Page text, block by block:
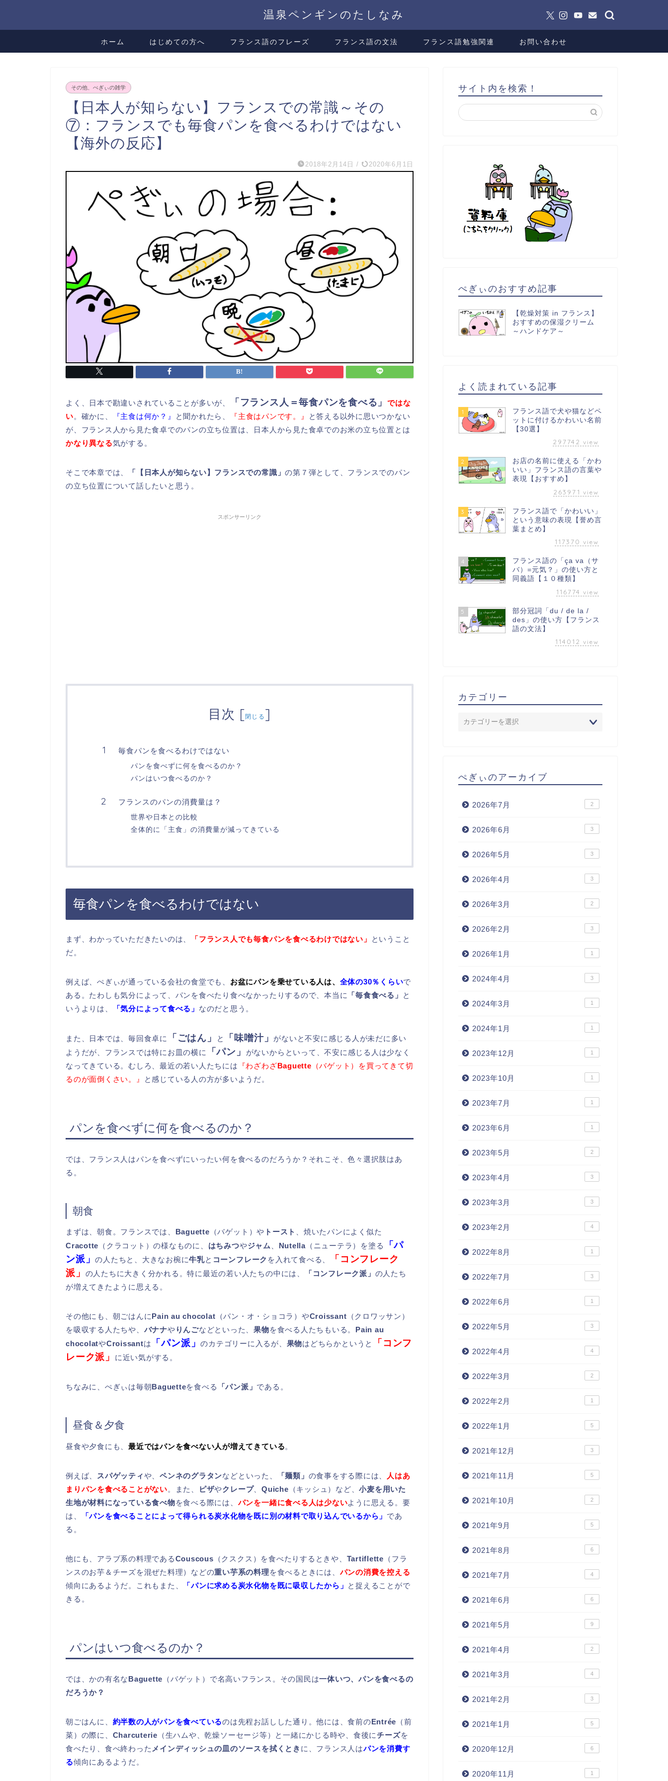
温泉ペンギンのたしなみ
ホーム はじめての方へ フランス語のフレーズ フランス語の文法 フランス語勉強関連 お問い合わせ
その他、ぺぎぃの雑学
【日本人が知らない】フランスでの常識～その
⑦：フランスでも毎食パンを食べるわけではない
【海外の反応】
2018年2月14日 / 2020年6月1日
よく、日本で勘違いされていることが多いが、 「フランス人＝毎食パンを食べる」ではな
い。確かに、 『主食は何か？』 と聞かれたら、 『主食はパンです。』
と答える以外に思いつかない
が、フランス人から見た食卓でのパンの立ち位置は、日本人から見た食卓でのお米の立ち位置とは
かなり異なる気がする。
そこで本章では、 「【日本人が知らない】フランスでの常識」の第７弾として、フランスでのパン
の立ち位置について話したいと思う。
スポンサーリンク
目次 [閉じる ]
毎食パンを食べるわけではない
パンを食べずに何を食べるのか？
パンはいつ食べるのか？
フランスのパンの消費量は？
世界や日本との比較
全体的に「主食」の消費量が減ってきている
毎食パンを食べるわけではない
まず、わかっていただきたいのは、 「フランス人でも毎食パンを食べるわけではない」
ということ
だ。
例えば、ぺぎぃが通っている会社の食堂でも、 お盆にパンを乗せている人は、 全体の30％くらいで
ある。たわしも気分によって、パンを食べたり食べなかったりするので、本当に
「毎食食べる」
と
いうよりは、
「気分によって食べる」 なのだと思う。
また、日本では、毎回食卓に 「ごはん」 と 「味噌汁」
がないと不安に感じる人が未だに多い
ようだが、フランスでは特にお皿の横に
「パン」
がないからといって、不安に感じる人は少なく
なってきている。むしろ、最近の若い人たちには
『わざわざBaguette （バゲット）を買ってきて切
るのが面倒くさい。』
と感じている人の方が多いようだ。
パンを食べずに何を食べるのか？
では、フランス人はパンを食べずにいったい何を食べるのだろうか？それこそ、色々選択肢はあ
る。
朝食
まずは、朝食。フランスでは、 Baguette （バゲット）や トースト 、焼いたパンによく似た
Cracotte （クラコット）の様なものに、 はちみつやジャム、 Nutella（ニューテラ）を塗る
「パ
ン派」の人たちと、大きなお椀に牛乳と コーンフレーク を入れて食べる、
「コンフレーク
派」
の人たちに大きく分かれる。特に最近の若い人たちの中には、 「コンフレーク派」 の人たち
が増えてきたように思える。
その他にも、朝ごはんにPain au chocolat （パン・オ・ショコラ）やCroissant （クロワッサン）
を吸収する人たちや、 バナナや りんごなどといった、果物を食べる人たちもいる。 Pain au
chocolatやCroissantは 「パン派」のカテゴリーに入るが、 果物はどちらかというと
「コンフ
レーク派」
に近い気がする。
ちなみに、ぺぎぃは毎朝Baguetteを食べる 「パン派」 である。
昼食＆夕食
昼食や夕食にも、最近ではパンを食べない人が増えてきている。
例えば、 スパゲッティや、ペンネのグラタンなどといった、 「麺類」 の食事をする際には、
人はあ
まりパンを食べることがない。また、 ピザやクレープ、Quiche （キッシュ）など、小麦を用いた
生地が材料になっている食べ物を食べる際には、パンを一緒に食べる人は少ないように思える。要
は、
「パンを食べることによって得られる炭水化物を既に別の材料で取り込んでいるから」 であ
る。
他にも、アラブ系の料理であるCouscous （クスクス）を食べたりするときや、 Tartiflette （フラ
ンスのお芋＆チーズを混ぜた料理）などの重い芋系の料理を食べるときには、パンの消費を控える
傾向にあるようだ。これもまた、
「パンに求める炭水化物を既に吸収したから」 と捉えることがで
きる。
パンはいつ食べるのか？
では、かの有名なBaguette （バゲット）で名高いフランス。その国民は一体いつ、パンを食べるの
だろうか？
朝ごはんに、 約半数の人がパンを食べているのは先程お話しした通り。他には、食前のEntrée （前
菜）の際に、 Charcuterie （生ハムや、乾燥ソーセージ等）と一緒にかじる時や、食後にチーズを
食べたり、食べ終わった メインディッシュの皿のソースを拭くとき に、フランス人はパンを消費す
る傾向にあるようだ。
サイト内を検索！
ぺぎぃのおすすめ記事
【乾燥対策 in フランス】
おすすめの保湿クリーム
～ハンドケア～
よく読まれている記事
1
フランス語で犬や猫などペ
ットに付けるかわいい名前
【30選】
297742 view
2
お店の名前に使える「かわ
いい」フランス語の言葉や
表現【おすすめ】
263971 view
3
フランス語で「かわいい」
という意味の表現【誉め言
葉まとめ】
117370 view
4
フランス語の「ça va（サ
バ）=元気？」の使い方と
同義語【１０種類】
116774 view
5
部分冠詞「du / de la /
des」の使い方【フランス
語の文法】
114012 view
カテゴリー
ぺぎぃのアーカイブ
2026年7月 2
2026年6月 3
2026年5月 3
2026年4月 3
2026年3月 2
2026年2月 3
2026年1月 1
2024年4月 3
2024年3月 1
2024年1月 1
2023年12月 1
2023年10月 1
2023年7月 1
2023年6月 1
2023年5月 2
2023年4月 3
2023年3月 3
2023年2月 4
2022年8月 1
2022年7月 3
2022年6月 1
2022年5月 3
2022年4月 4
2022年3月 2
2022年2月 1
2022年1月 5
2021年12月 3
2021年11月 5
2021年10月 2
2021年9月 5
2021年8月 6
2021年7月 4
2021年6月 6
2021年5月 9
2021年4月 2
2021年3月 4
2021年2月 3
2021年1月 5
2020年12月 6
2020年11月 1